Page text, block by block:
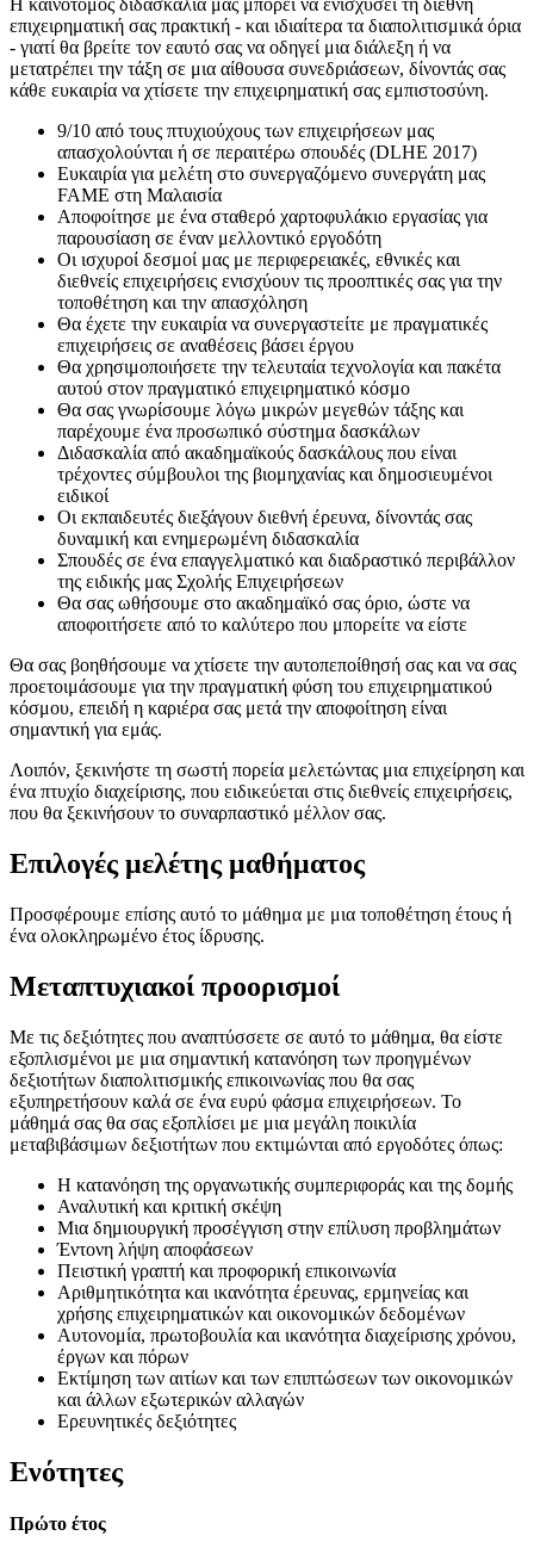
Η καινοτόμος διδασκαλία μας μπορεί να ενισχύσει τη διεθνή
επιχειρηματική σας πρακτική - και ιδιαίτερα τα διαπολιτισμικά όρια
- γιατί θα βρείτε τον εαυτό σας να οδηγεί μια διάλεξη ή να
μετατρέπει την τάξη σε μια αίθουσα συνεδριάσεων, δίνοντάς σας
κάθε ευκαιρία να χτίσετε την επιχειρηματική σας εμπιστοσύνη.
9/10 από τους πτυχιούχους των επιχειρήσεων μας
απασχολούνται ή σε περαιτέρω σπουδές (DLHE 2017)
Ευκαιρία για μελέτη στο συνεργαζόμενο συνεργάτη μας
FAME στη Μαλαισία
Αποφοίτησε με ένα σταθερό χαρτοφυλάκιο εργασίας για
παρουσίαση σε έναν μελλοντικό εργοδότη
Οι ισχυροί δεσμοί μας με περιφερειακές, εθνικές και
διεθνείς επιχειρήσεις ενισχύουν τις προοπτικές σας για την
τοποθέτηση και την απασχόληση
Θα έχετε την ευκαιρία να συνεργαστείτε με πραγματικές
επιχειρήσεις σε αναθέσεις βάσει έργου
Θα χρησιμοποιήσετε την τελευταία τεχνολογία και πακέτα
αυτού στον πραγματικό επιχειρηματικό κόσμο
Θα σας γνωρίσουμε λόγω μικρών μεγεθών τάξης και
παρέχουμε ένα προσωπικό σύστημα δασκάλων
Διδασκαλία από ακαδημαϊκούς δασκάλους που είναι
τρέχοντες σύμβουλοι της βιομηχανίας και δημοσιευμένοι
ειδικοί
Οι εκπαιδευτές διεξάγουν διεθνή έρευνα, δίνοντάς σας
δυναμική και ενημερωμένη διδασκαλία
Σπουδές σε ένα επαγγελματικό και διαδραστικό περιβάλλον
της ειδικής μας Σχολής Επιχειρήσεων
Θα σας ωθήσουμε στο ακαδημαϊκό σας όριο, ώστε να
αποφοιτήσετε από το καλύτερο που μπορείτε να είστε
Θα σας βοηθήσουμε να χτίσετε την αυτοπεποίθησή σας και να σας
προετοιμάσουμε για την πραγματική φύση του επιχειρηματικού
κόσμου, επειδή η καριέρα σας μετά την αποφοίτηση είναι
σημαντική για εμάς.
Λοιπόν, ξεκινήστε τη σωστή πορεία μελετώντας μια επιχείρηση και
ένα πτυχίο διαχείρισης, που ειδικεύεται στις διεθνείς επιχειρήσεις,
που θα ξεκινήσουν το συναρπαστικό μέλλον σας.
Επιλογές μελέτης μαθήματος
Προσφέρουμε επίσης αυτό το μάθημα με μια τοποθέτηση έτους ή
ένα ολοκληρωμένο έτος ίδρυσης.
Μεταπτυχιακοί προορισμοί
Με τις δεξιότητες που αναπτύσσετε σε αυτό το μάθημα, θα είστε
εξοπλισμένοι με μια σημαντική κατανόηση των προηγμένων
δεξιοτήτων διαπολιτισμικής επικοινωνίας που θα σας
εξυπηρετήσουν καλά σε ένα ευρύ φάσμα επιχειρήσεων. Το
μάθημά σας θα σας εξοπλίσει με μια μεγάλη ποικιλία
μεταβιβάσιμων δεξιοτήτων που εκτιμώνται από εργοδότες όπως:
Η κατανόηση της οργανωτικής συμπεριφοράς και της δομής
Αναλυτική και κριτική σκέψη
Μια δημιουργική προσέγγιση στην επίλυση προβλημάτων
Έντονη λήψη αποφάσεων
Πειστική γραπτή και προφορική επικοινωνία
Αριθμητικότητα και ικανότητα έρευνας, ερμηνείας και
χρήσης επιχειρηματικών και οικονομικών δεδομένων
Αυτονομία, πρωτοβουλία και ικανότητα διαχείρισης χρόνου,
έργων και πόρων
Εκτίμηση των αιτίων και των επιπτώσεων των οικονομικών
και άλλων εξωτερικών αλλαγών
Ερευνητικές δεξιότητες
Ενότητες
Πρώτο έτος